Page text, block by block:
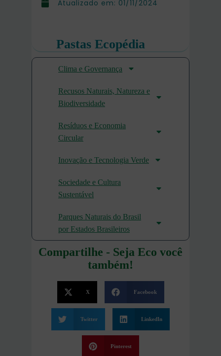
Atualizado em: 01/11/2024
Pastas Ecopédia
Clima e Governança
Recusos Naturais, Natureza e
Biodiversidade
Resíduos e Economia
Circular
Inovação e Tecnologia Verde
Sociedade e Cultura
Sustentável
Parques Naturais do Brasil
por Estados Brasileiros
Compartilhe - Seja Eco você
também!
X Facebook
Twitter LinkedIn
Pinterest